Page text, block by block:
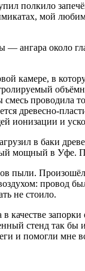
полкило
мой
— ангара около
камере, в
проводила
древесно-
ионизации и
в баки
мощный в Уфе.
пыли. Произошёл
провод
не стоило.
качестве
стенд так бы
и помогли мне